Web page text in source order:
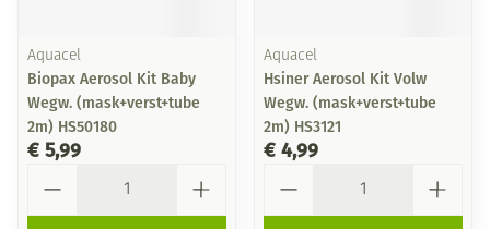
Aquacel
Biopax Aerosol Kit Baby
Wegw. (mask+verst+tube
2m) HS50180
€ 5,99
Aquacel
Hsiner Aerosol Kit Volw
Wegw. (mask+verst+tube
2m) HS3121
€ 4,99